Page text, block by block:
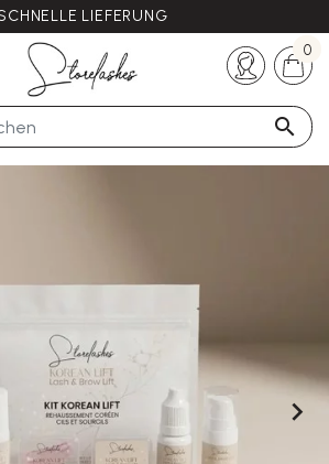
LIEFERUNG
noch Fragen? +33 (0)5 57 21 62 94

0
